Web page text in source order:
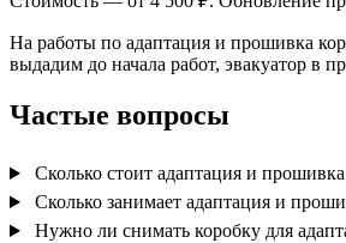
На работы по адаптация и прошивка
выдадим до начала работ, эвакуатор в
Частые вопросы
Сколько стоит адаптация и
Сколько занимает адаптация и
Нужно ли снимать коробку для